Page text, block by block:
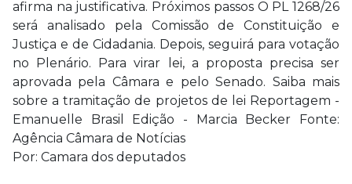
afirma na justificativa. Próximos passos O PL 1268/26
será analisado pela Comissão de Constituição e
Justiça e de Cidadania. Depois, seguirá para votação
no Plenário. Para virar lei, a proposta precisa ser
aprovada pela Câmara e pelo Senado. Saiba mais
sobre a tramitação de projetos de lei Reportagem -
Emanuelle Brasil Edição - Marcia Becker Fonte:
Agência Câmara de Notícias
Por: Camara dos deputados